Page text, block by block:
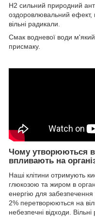
H2 сильний природний
оздоровлювальний ефект,
вільні радикали.
Смак водневої води м'який
присмаку.
Чому утворюються
впливають на
Наші клітини отримують
глюкозою та жиром в
енергію для забезпечення
2% перетворюються на
небезпечні відходи.